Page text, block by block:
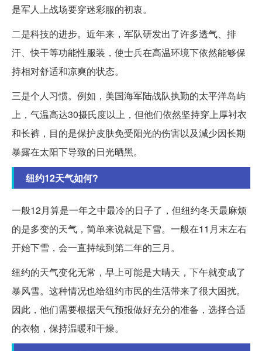
是军人上战场要穿迷彩服的初衷。
二是科技的进步。近年来，军队研发出了许多透气、排
汗、快干等功能性服装，使士兵在高温环境下依然能够保
持相对舒适和凉爽的状态。
三是个人习惯。例如，美国海军陆战队执勤的太平洋岛屿
上，气温高达30摄氏度以上，但他们依然坚持穿上厚衬衣
和长裤，目的是保护皮肤免受阳光的伤害以及減少因长期
暴露在太阳下导致的日光晒黑。
纽约12天气如何?
一般12月算是一年之中最冷的日子了，但纽约冬天最麻烦
的是多变的天气，简单来说就是下雪。一般在11月末左右
开始下雪，会一直持续到第二年的三月。
纽约的天气变化无常，早上可能是大晴天，下午就变成了
暴风雪。这种情况也给纽约市民的生活带来了很大困扰。
因此，他们需要根据天气预报做好充分的准备，选择合适
的衣物，保持温暖和干燥。